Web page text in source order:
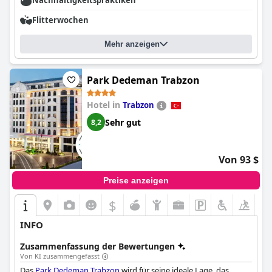
Flitterwochen
Mehr anzeigen
Park Dedeman Trabzon
Hotel in Trabzon
8,2 Sehr gut
Von 93 $
Preise anzeigen
$
INFO
Zusammenfassung der Bewertungen
Von KI zusammengefasst